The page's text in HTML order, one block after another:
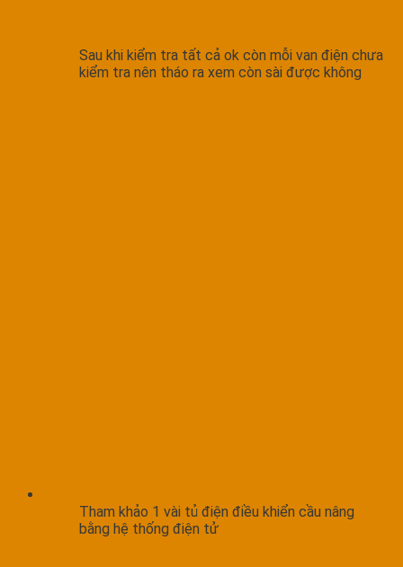
Sau khi kiểm tra tất cả ok còn mỗi van điện chưa
kiểm tra nên tháo ra xem còn sài được không
Tham khảo 1 vài tủ điện điều khiển cầu nâng
bằng hệ thống điện tử